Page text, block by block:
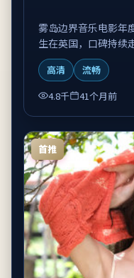
雾岛边界音乐电影年
生在英国，口碑持续
高清
流畅
4.8千
41个月前
首推